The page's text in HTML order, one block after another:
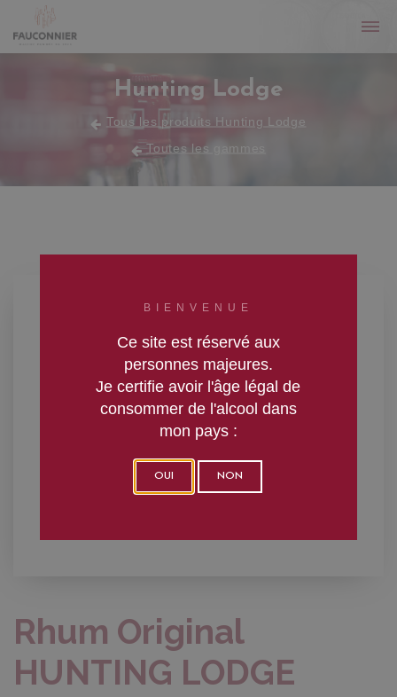
Hunting Lodge
Tous les produits Hunting Lodge
Toutes les gammes
Rhum Original
HUNTING LODGE
BIENVENUE
Ce site est réservé aux
personnes majeures.
Je certifie avoir l'âge légal de
consommer de l'alcool dans
mon pays :
OUI NON